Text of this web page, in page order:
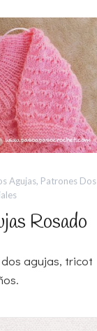
Agujas, Patrones Dos
Rosado
agujas, tricot